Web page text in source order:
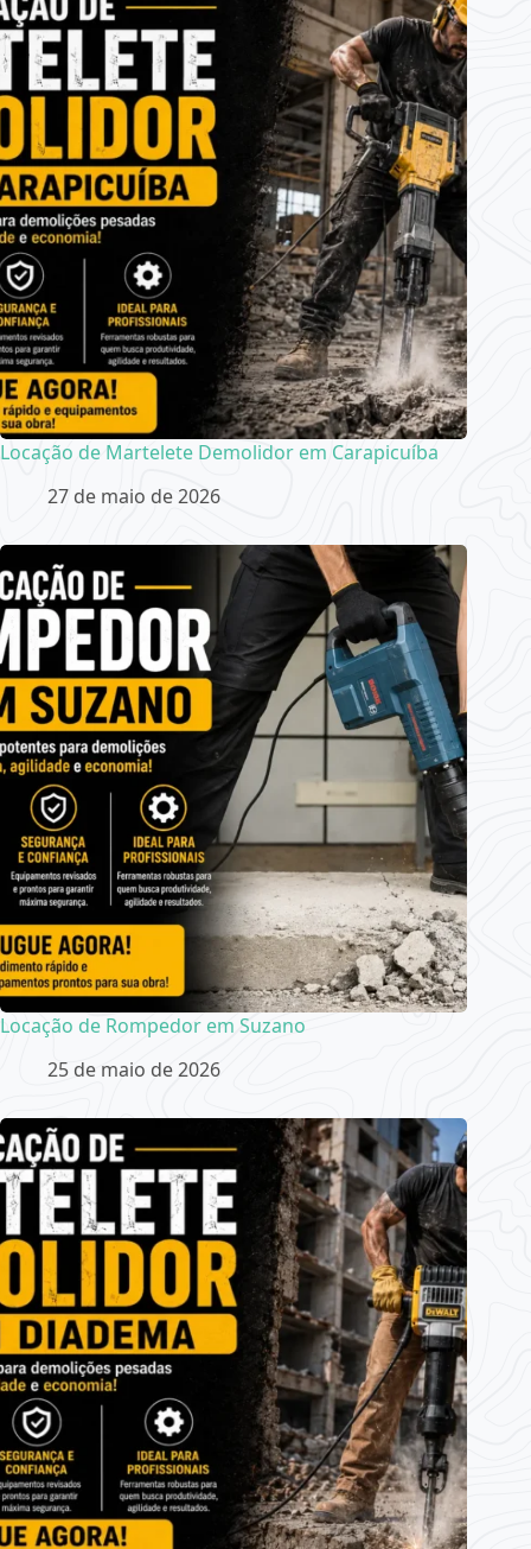
Locação de Martelete Demolidor em Carapicuíba
27 de maio de 2026
Locação de Rompedor em Suzano
25 de maio de 2026